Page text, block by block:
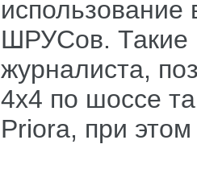
использование
ШРУСов. Такие
журналиста,
4x4 по шоссе
Priora, при